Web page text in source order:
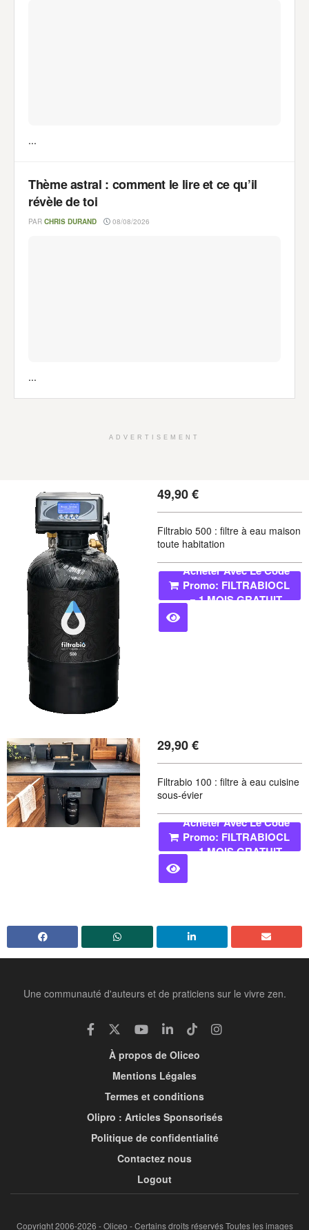
...
Thème astral : comment le lire et ce qu’il
révèle de toi
PAR CHRIS DURAND 08/08/2026
...
ADVERTISEMENT
49,90€
Filtrabio 500 : filtre à eau maison
toute habitation
Acheter Avec Le Code
Promo: FILTRABIOCL
= 1 MOIS GRATUIT
29,90€
Filtrabio 100 : filtre à eau cuisine
sous-évier
Acheter Avec Le Code
Promo: FILTRABIOCL
= 1 MOIS GRATUIT
Une communauté d'auteurs et de praticiens sur le vivre zen.
À propos de Oliceo
Mentions Légales
Termes et conditions
Olipro : Articles Sponsorisés
Politique de confidentialité
Contactez nous
Logout
Copyright 2006-2026 - Oliceo - Certains droits réservés Toutes les images